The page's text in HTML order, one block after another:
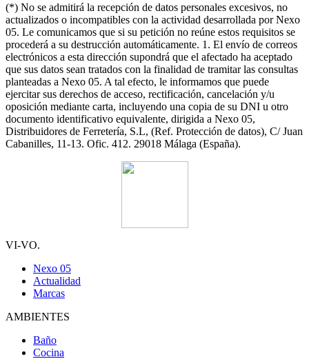
(*) No se admitirá la recepción de datos personales excesivos, no
actualizados o incompatibles con la actividad desarrollada por Nexo
05. Le comunicamos que si su petición no reúne estos requisitos se
procederá a su destrucción automáticamente. 1. El envío de correos
electrónicos a esta dirección supondrá que el afectado ha aceptado
que sus datos sean tratados con la finalidad de tramitar las consultas
planteadas a Nexo 05. A tal efecto, le informamos que puede
ejercitar sus derechos de acceso, rectificación, cancelación y/u
oposición mediante carta, incluyendo una copia de su DNI u otro
documento identificativo equivalente, dirigida a Nexo 05,
Distribuidores de Ferretería, S.L, (Ref. Protección de datos), C/ Juan
Cabanilles, 11-13. Ofic. 412. 29018 Málaga (España).
VI-VO.
Nexo 05
Actualidad
Marcas
AMBIENTES
Baño
Cocina